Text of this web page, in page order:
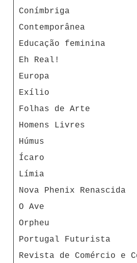
Conímbriga
Contemporânea
Educação feminina
Eh Real!
Europa
Exílio
Folhas de Arte
Homens Livres
Húmus
Ícaro
Límia
Nova Phenix Renascida
O Ave
Orpheu
Portugal Futurista
Revista de Comércio e